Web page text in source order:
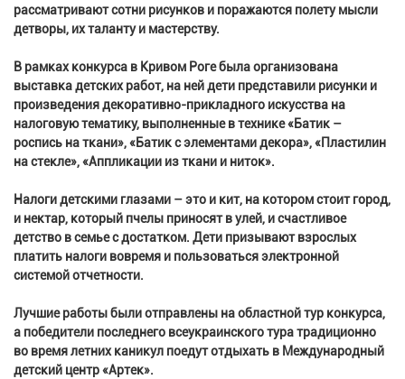
рассматривают сотни рисунков и поражаются полету мысли
детворы, их таланту и мастерству.
В рамках конкурса в Кривом Роге была организована
выставка детских работ, на ней дети представили рисунки и
произведения декоративно-прикладного искусства на
налоговую тематику, выполненные в технике «Батик –
роспись на ткани», «Батик с элементами декора», «Пластилин
на стекле», «Аппликации из ткани и ниток».
Налоги детскими глазами – это и кит, на котором стоит город,
и нектар, который пчелы приносят в улей, и счастливое
детство в семье с достатком. Дети призывают взрослых
платить налоги вовремя и пользоваться электронной
системой отчетности.
Лучшие работы были отправлены на областной тур конкурса,
а победители последнего всеукраинского тура традиционно
во время летних каникул поедут отдыхать в Международный
детский центр «Артек».